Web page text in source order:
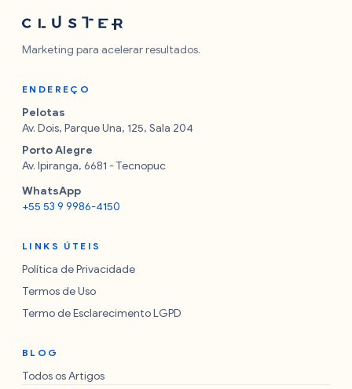
Marketing para acelerar resultados.
ENDEREÇO
Pelotas
Av. Dois, Parque Una, 125, Sala 204
Porto Alegre
Av. Ipiranga, 6681 - Tecnopuc
WhatsApp
+55 53 9 9986-4150
LINKS ÚTEIS
Política de Privacidade
Termos de Uso
Termo de Esclarecimento LGPD
BLOG
Todos os Artigos